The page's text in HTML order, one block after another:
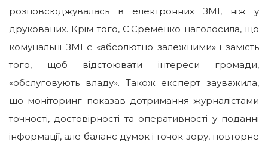
розповсюджувалась в електронних ЗМІ, ніж у
друкованих. Крім того, С.Єременко наголосила, що
комунальні ЗМІ є «абсолютно залежними» і замість
того, щоб відстоювати інтереси громади,
«обслуговують владу». Також експерт зауважила,
що моніторинг показав дотримання журналістами
точності, достовірності та оперативності у поданні
інформації, але баланс думок і точок зору, повторне